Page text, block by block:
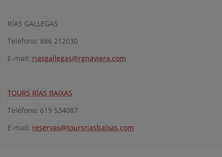
RÍAS GALLEGAS
Teléfono: 886 212030
E-mail: riasgallegas@rgnaviera.com
TOURS RÍAS BAIXAS
Teléfono: 619 534087
E-mail: reservas@toursriasbaixas.com